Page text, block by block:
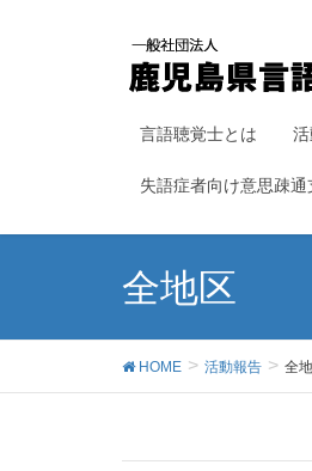
言語聴覚士とは
失語症者向け意思疎
全地区
HOME 活動報告 全